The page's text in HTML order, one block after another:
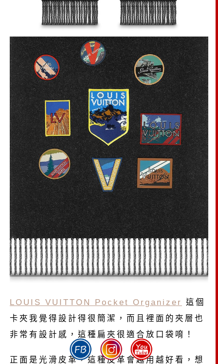
LOUIS VUITTON Pocket Organizer
這個
卡夾我覺得設計得很簡潔，而且裡面的夾層也
非常有設計感，這種扁夾很適合放口袋唷！
正面是光滑皮革，這種皮革會越用越好看，想